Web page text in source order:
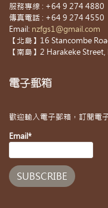
服務專線 : +64 9 274 4880
傳真電話 : +64 9 274 4550
Email: nzfgs1@gmail.com
【北島】16 Stancombe
【南島】2 Harakeke
電子郵箱
歡迎輸入電子郵箱，訂閱電
Email*